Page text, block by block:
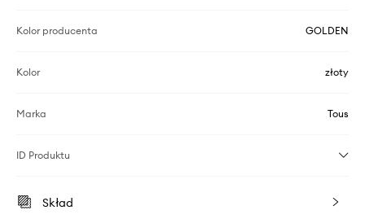
Kolor producenta GOLDEN
Kolor złoty
Marka Tous
ID Produktu
Skład